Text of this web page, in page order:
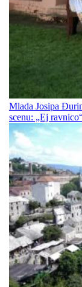
Mlada Josipa
scenu: „Ej